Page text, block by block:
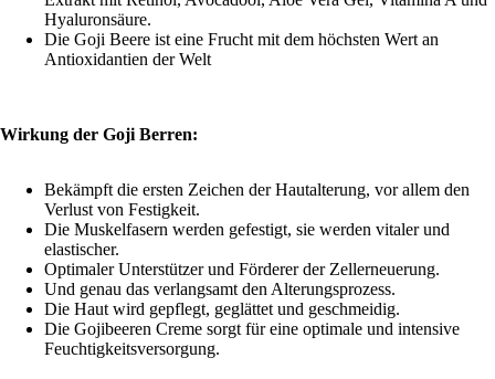
Hyaluronsäure.
Die Goji Beere ist eine Frucht mit dem höchsten Wert an
Antioxidantien der Welt
Wirkung der Goji Berren:
Bekämpft die ersten Zeichen der Hautalterung, vor allem den
Verlust von Festigkeit.
Die Muskelfasern werden gefestigt, sie werden vitaler und
elastischer.
Optimaler Unterstützer und Förderer der Zellerneuerung.
Und genau das verlangsamt den Alterungsprozess.
Die Haut wird gepflegt, geglättet und geschmeidig.
Die Gojibeeren Creme sorgt für eine optimale und intensive
Feuchtigkeitsversorgung.